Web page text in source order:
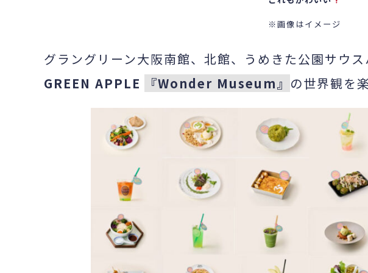
※画像はイメージ
グラングリーン大阪南館、北館、うめきた公園サウス
GREEN APPLE
『Wonder Museum』 の世界観を